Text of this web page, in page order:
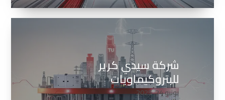
شركة سيدي كرير
للبتروكيماويات
يونيو 24, 2025